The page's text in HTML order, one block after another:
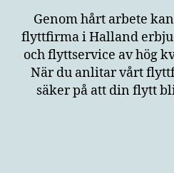
Genom hårt arbete
flyttfirma i Halland
och flyttservice av hög
När du anlitar vårt
säker på att din flytt